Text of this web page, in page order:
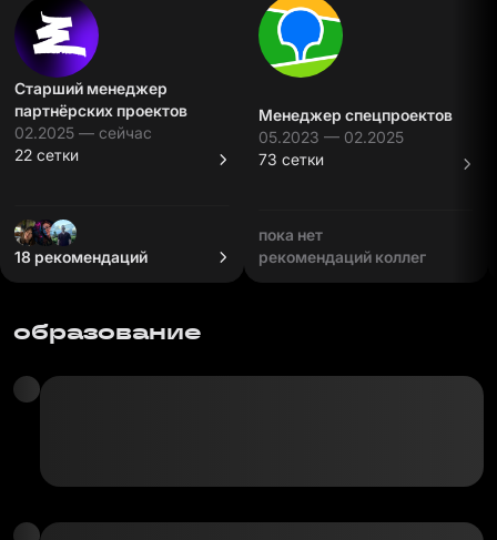
Старший менеджер
партнёрских проектов
02.2025 — сейчас
22 сетки
18 рекомендаций
Менеджер спецпроектов
05.2023 — 02.2025
73 сетки
пока нет
рекомендаций коллег
образование